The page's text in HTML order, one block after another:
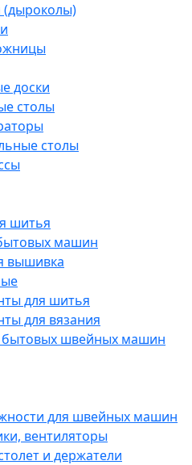
(дыроколы)
доски
столы
столы
шитья
машин
вышивка
для шитья
для вязания
бытовых швейных машин
для швейных машин
вентиляторы
и держатели